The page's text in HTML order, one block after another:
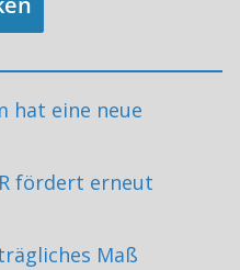
hat eine neue
fördert erneut
Maß